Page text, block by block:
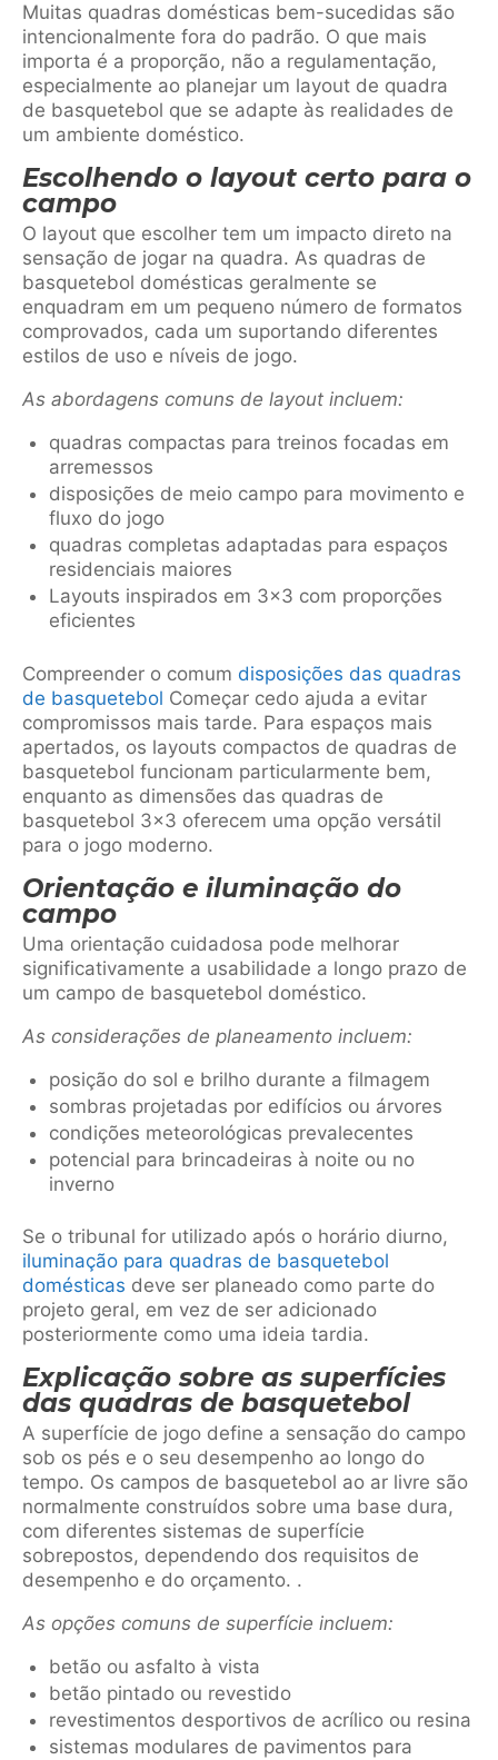
Muitas quadras domésticas bem-sucedidas são
intencionalmente fora do padrão. O que mais
importa é a proporção, não a regulamentação,
especialmente ao planejar um layout de quadra
de basquetebol que se adapte às realidades de
um ambiente doméstico.
Escolhendo o layout certo para o
campo
O layout que escolher tem um impacto direto na
sensação de jogar na quadra. As quadras de
basquetebol domésticas geralmente se
enquadram em um pequeno número de formatos
comprovados, cada um suportando diferentes
estilos de uso e níveis de jogo.
As abordagens comuns de layout incluem:
quadras compactas para treinos focadas em
arremessos
disposições de meio campo para movimento e
fluxo do jogo
quadras completas adaptadas para espaços
residenciais maiores
Layouts inspirados em 3×3 com proporções
eficientes
Compreender o comum disposições das quadras
de basquetebol Começar cedo ajuda a evitar
compromissos mais tarde. Para espaços mais
apertados, os layouts compactos de quadras de
basquetebol funcionam particularmente bem,
enquanto as dimensões das quadras de
basquetebol 3×3 oferecem uma opção versátil
para o jogo moderno.
Orientação e iluminação do
campo
Uma orientação cuidadosa pode melhorar
significativamente a usabilidade a longo prazo de
um campo de basquetebol doméstico.
As considerações de planeamento incluem:
posição do sol e brilho durante a filmagem
sombras projetadas por edifícios ou árvores
condições meteorológicas prevalecentes
potencial para brincadeiras à noite ou no
inverno
Se o tribunal for utilizado após o horário diurno,
iluminação para quadras de basquetebol
domésticas deve ser planeado como parte do
projeto geral, em vez de ser adicionado
posteriormente como uma ideia tardia.
Explicação sobre as superfícies
das quadras de basquetebol
A superfície de jogo define a sensação do campo
sob os pés e o seu desempenho ao longo do
tempo. Os campos de basquetebol ao ar livre são
normalmente construídos sobre uma base dura,
com diferentes sistemas de superfície
sobrepostos, dependendo dos requisitos de
desempenho e do orçamento. .
As opções comuns de superfície incluem:
betão ou asfalto à vista
betão pintado ou revestido
revestimentos desportivos de acrílico ou resina
sistemas modulares de pavimentos para